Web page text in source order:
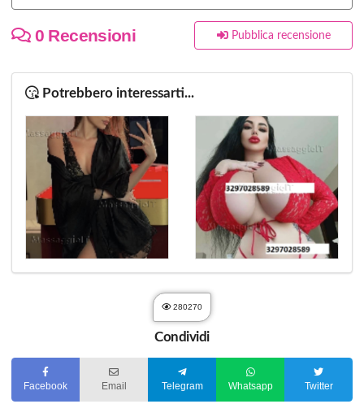
0 Recensioni Pubblica recensione
Potrebbero interessarti...
280270
Condividi
Facebook Email Telegram Whatsapp Twitter